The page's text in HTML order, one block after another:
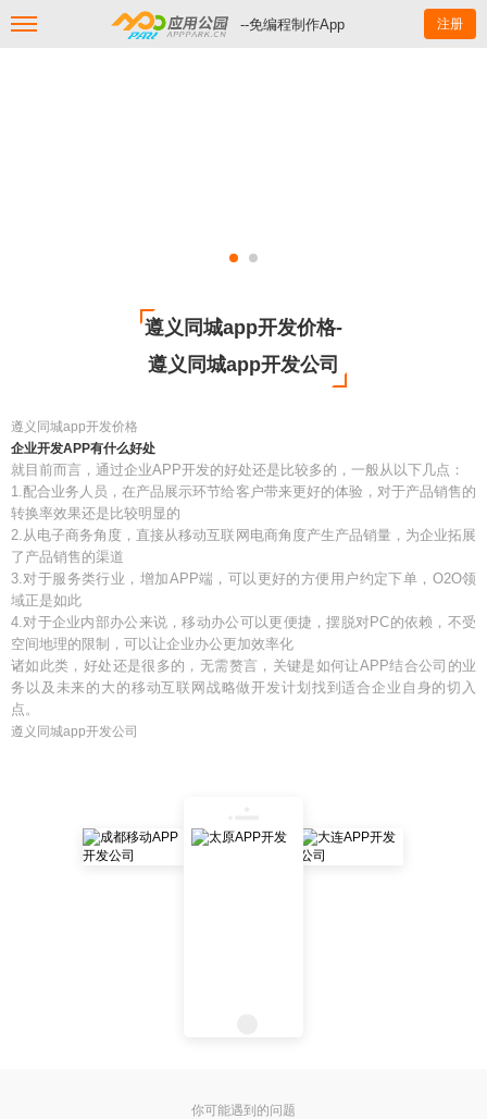
--免编程制作App 注册
遵义同城app开发价格-
遵义同城app开发公司
遵义同城app开发价格
企业开发APP有什么好处
就目前而言，通过企业APP开发的好处还是比较多的，一般从以下几点：
1.配合业务人员，在产品展示环节给客户带来更好的体验，对于产品销售的
转换率效果还是比较明显的
2.从电子商务角度，直接从移动互联网电商角度产生产品销量，为企业拓展
了产品销售的渠道
3.对于服务类行业，增加APP端，可以更好的方便用户约定下单，O2O领
域正是如此
4.对于企业内部办公来说，移动办公可以更便捷，摆脱对PC的依赖，不受
空间地理的限制，可以让企业办公更加效率化
诸如此类，好处还是很多的，无需赘言，关键是如何让APP结合公司的业
务以及未来的大的移动互联网战略做开发计划找到适合企业自身的切入
点。
遵义同城app开发公司
你可能遇到的问题